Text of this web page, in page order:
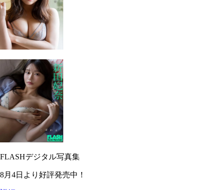
FLASHデジタル写真集
8月4日より好評発売中！